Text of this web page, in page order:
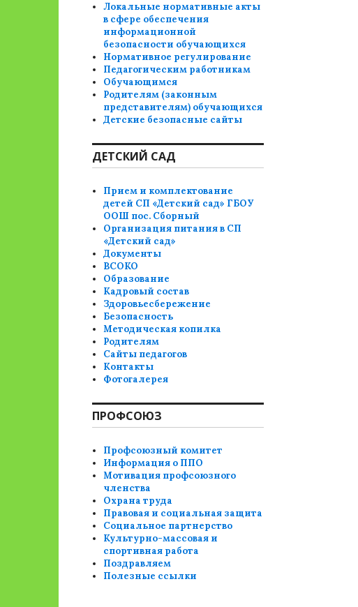
Локальные нормативные акты
в сфере обеспечения
информационной
безопасности обучающихся
Нормативное регулирование
Педагогическим работникам
Обучающимся
Родителям (законным
представителям) обучающихся
Детские безопасные сайты
ДЕТСКИЙ САД
Прием и комплектование
детей СП «Детский сад» ГБОУ
ООШ пос. Сборный
Организация питания в СП
«Детский сад»
Документы
ВСОКО
Образование
Кадровый состав
Здоровьесбережение
Безопасность
Методическая копилка
Родителям
Сайты педагогов
Контакты
Фотогалерея
ПРОФСОЮЗ
Профсоюзный комитет
Информация о ППО
Мотивация профсоюзного
членства
Охрана труда
Правовая и социальная защита
Социальное партнерство
Культурно-массовая и
спортивная работа
Поздравляем
Полезные ссылки